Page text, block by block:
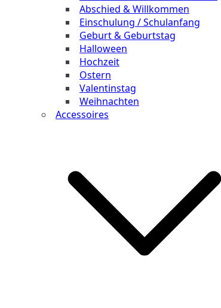
Abschied & Willkommen
Einschulung / Schulanfang
Geburt & Geburtstag
Halloween
Hochzeit
Ostern
Valentinstag
Weihnachten
Accessoires